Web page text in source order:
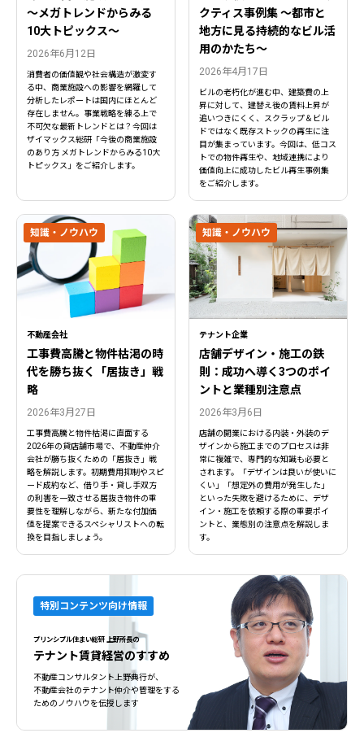
〜メガトレンドからみる
10大トピックス〜
2026年6月12日
消費者の価値観や社会構造が激変す
る中、商業施設への影響を網羅して
分析したレポートは国内にほとんど
存在しません。事業戦略を練る上で
不可欠な最新トレンドとは？今回は
ザイマックス総研「今後の商業施設
のあり方 メガトレンドからみる10大
トピックス」をご紹介します。
クティス事例集 ～都市と
地方に見る持続的なビル活
用のかたち～
2026年4月17日
ビルの老朽化が進む中、建築費の上
昇に対して、建替え後の賃料上昇が
追いつきにくく、スクラップ＆ビル
ドではなく既存ストックの再生に注
目が集まっています。今回は、低コス
トでの物件再生や、地域連携により
価値向上に成功したビル再生事例集
をご紹介します。
不動産会社
工事費高騰と物件枯渇の時
代を勝ち抜く「居抜き」戦
略
2026年3月27日
工事費高騰と物件枯渇に直面する
2026年の貸店舗市場で、不動産仲介
会社が勝ち抜くための「居抜き」戦
略を解説します。初期費用抑制やスピ
ード成約など、借り手・貸し手双方
の利害を一致させる居抜き物件の重
要性を理解しながら、新たな付加価
値を提案できるスペシャリストへの転
換を目指しましょう。
知識・ノウハウ
テナント企業
店舗デザイン・施工の鉄
則：成功へ導く3つのポイ
ントと業種別注意点
2026年3月6日
店舗の開業における内装・外装のデ
ザインから施工までのプロセスは非
常に複雑で、専門的な知識も必要と
されます。「デザインは良いが使いに
くい」「想定外の費用が発生した」
といった失敗を避けるために、デザ
イン・施工を依頼する際の重要ポイ
ントと、業態別の注意点を解説しま
す。
知識・ノウハウ
特別コンテンツ向け情報
プリンシプル住まい総研 上野所長の
テナント賃貸経営のすすめ
不動産コンサルタント上野典行が、
不動産会社のテナント仲介や管理をする
ためのノウハウを伝授します